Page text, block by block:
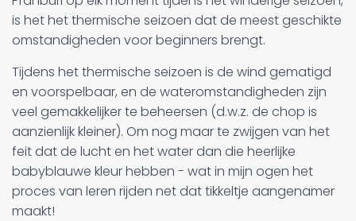
is het het thermische seizoen dat de meest geschikte
omstandigheden voor beginners brengt.
Tijdens het thermische seizoen is de wind gematigd
en voorspelbaar, en de wateromstandigheden zijn
veel gemakkelijker te beheersen (d.w.z. de chop is
aanzienlijk kleiner). Om nog maar te zwijgen van het
feit dat de lucht en het water dan die heerlijke
babyblauwe kleur hebben - wat in mijn ogen het
proces van leren rijden net dat tikkeltje aangenamer
maakt!